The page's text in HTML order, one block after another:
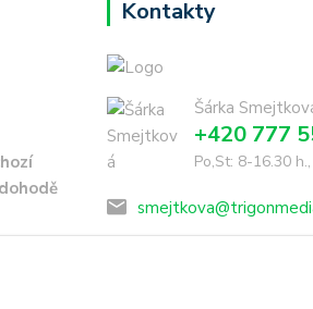
Kontakty
Šárka
+420 777
Po,St: 8-16.30